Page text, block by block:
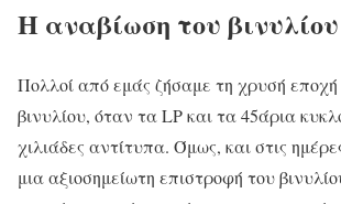
Η αναβίωση του βινυλίου
Πολλοί από εμάς ζήσαμε τη χρυσή εποχή
βινυλίου, όταν τα LP και τα 45άρια
χιλιάδες αντίτυπα. Όμως, και στις
μια αξιοσημείωτη επιστροφή του